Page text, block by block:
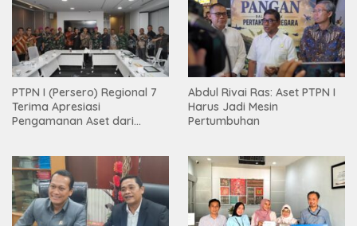
PTPN I (Persero) Regional 7
Terima Apresiasi
Pengamanan Aset dari
Abdul Rivai Ras: Aset PTPN I
Harus Jadi Mesin
Pertumbuhan